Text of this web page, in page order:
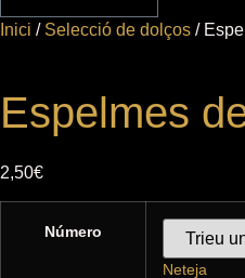
Inici / Selecció de dolços /
Espelmes
2,50€
Número
Neteja